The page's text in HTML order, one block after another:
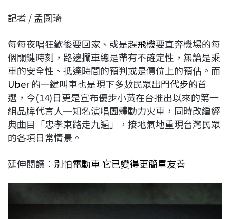
c
b
o
o
k
n
a
d
s
e
d
I
n
L
i
n
k
記者 / 孟圓琦
每每夜唱狂歡後要回家、或是趕飛機要直奔機場的每
個關鍵時刻，路邊攔車總是帶有不確定性，無論是乘
車的安全性、抵達時間的預判或是價位上的預估。而
Uber的一鍵叫車也是現下多數民眾出門代步的首
選，今(14)日更是宣布優步小黃在台推出以來的第一
組品牌代言人─知名演唱團體動力火車，同時改編經
典曲目「忠孝東路走九遍」，接地氣地重現台灣民眾
的各項日常情景。
延伸閱讀： 別怕電動車 它已變得更簡單友善